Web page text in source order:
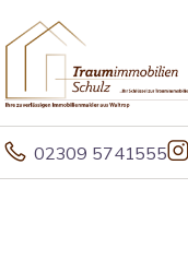
02309 5741555